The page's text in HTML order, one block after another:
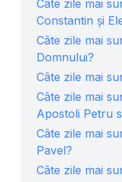
Câte zile mai
Constantin și
Câte zile mai
Domnului?
Câte zile mai
Câte zile mai
Apostoli Petru
Câte zile mai
Pavel?
Câte zile mai